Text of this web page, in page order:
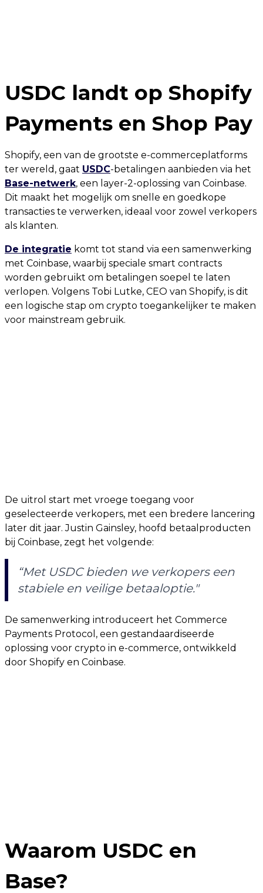
USDC landt op Shopify
Payments en Shop Pay
Shopify, een van de grootste e-commerceplatforms
ter wereld, gaat USDC-betalingen aanbieden via het
Base-netwerk, een layer-2-oplossing van Coinbase.
Dit maakt het mogelijk om snelle en goedkope
transacties te verwerken, ideaal voor zowel verkopers
als klanten.
De integratie komt tot stand via een samenwerking
met Coinbase, waarbij speciale smart contracts
worden gebruikt om betalingen soepel te laten
verlopen. Volgens Tobi Lutke, CEO van Shopify, is dit
een logische stap om crypto toegankelijker te maken
voor mainstream gebruik.
De uitrol start met vroege toegang voor
geselecteerde verkopers, met een bredere lancering
later dit jaar. Justin Gainsley, hoofd betaalproducten
bij Coinbase, zegt het volgende:
“Met USDC bieden we verkopers een
stabiele en veilige betaaloptie."
De samenwerking introduceert het Commerce
Payments Protocol, een gestandaardiseerde
oplossing voor crypto in e-commerce, ontwikkeld
door Shopify en Coinbase.
Waarom USDC en
Base?